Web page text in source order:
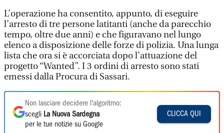
L’operazione ha consentito, appunto, di eseguire
l’arresto di tre persone latitanti (anche da parecchio
tempo, oltre due anni) e che figuravano nel lungo
elenco a disposizione delle forze di polizia. Una lunga
lista che ora si è accorciata dopo l’attuazione del
progetto “Wanted”. I 3 ordini di arresto sono stati
emessi dalla Procura di Sassari.
Non lasciare decidere l'algoritmo:
scegli La Nuova Sardegna
per le tue notizie su Google
CLICCA QUI